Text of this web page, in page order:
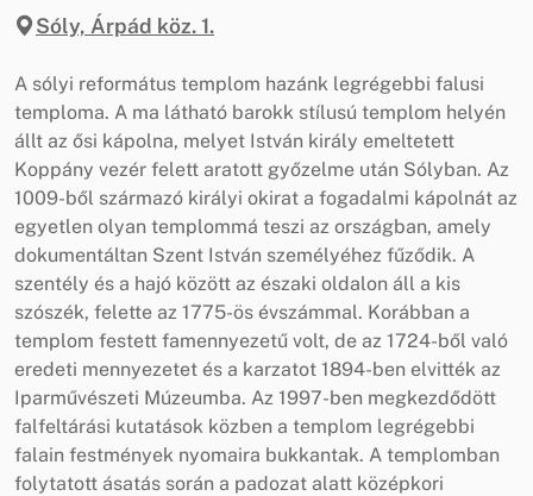
Sóly, Árpád köz. 1.
A sólyi református templom hazánk legrégebbi falusi
temploma. A ma látható barokk stílusú templom helyén
állt az ősi kápolna, melyet István király emeltetett
Koppány vezér felett aratott győzelme után Sólyban. Az
1009-ből származó királyi okirat a fogadalmi kápolnát az
egyetlen olyan templommá teszi az országban, amely
dokumentáltan Szent István személyéhez fűződik. A
szentély és a hajó között az északi oldalon áll a kis
szószék, felette az 1775-ös évszámmal. Korábban a
templom festett famennyezetű volt, de az 1724-ből való
eredeti mennyezetet és a karzatot 1894-ben elvitték az
Iparművészeti Múzeumba. Az 1997-ben megkezdődött
falfeltárási kutatások közben a templom legrégebbi
falain festmények nyomaira bukkantak. A templomban
folytatott ásatás során a padozat alatt középkori